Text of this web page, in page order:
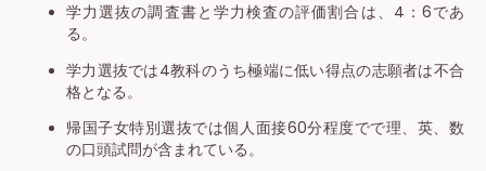
学力選抜の調査書と学力検査の評価割合は、4：6であ
る。
学力選抜では4教科のうち極端に低い得点の志願者は不合
格となる。
帰国子女特別選抜では個人面接60分程度でで理、英、数
の口頭試問が含まれている。